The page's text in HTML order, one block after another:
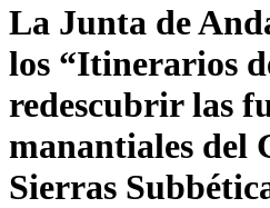
La Junta de
los “Itinerarios
redescubrir las
manantiales del
Sierras